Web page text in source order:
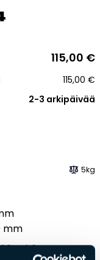
115,00 €
115,00 €
2-3 arkipäivää
5kg
mm
sekä mustan